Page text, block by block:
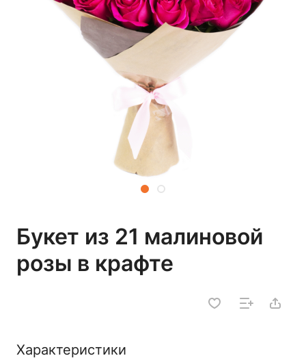
Букет из 21 малиновой
розы в крафте
Характеристики